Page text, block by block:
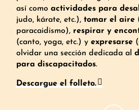
así como actividades para
judo, kárate, etc.), tomar el aire
paracaidismo), respirar y
(canto, yoga, etc.) y expresarse
olvidar una sección dedicada al
para discapacitados.
Descargue el folleto.